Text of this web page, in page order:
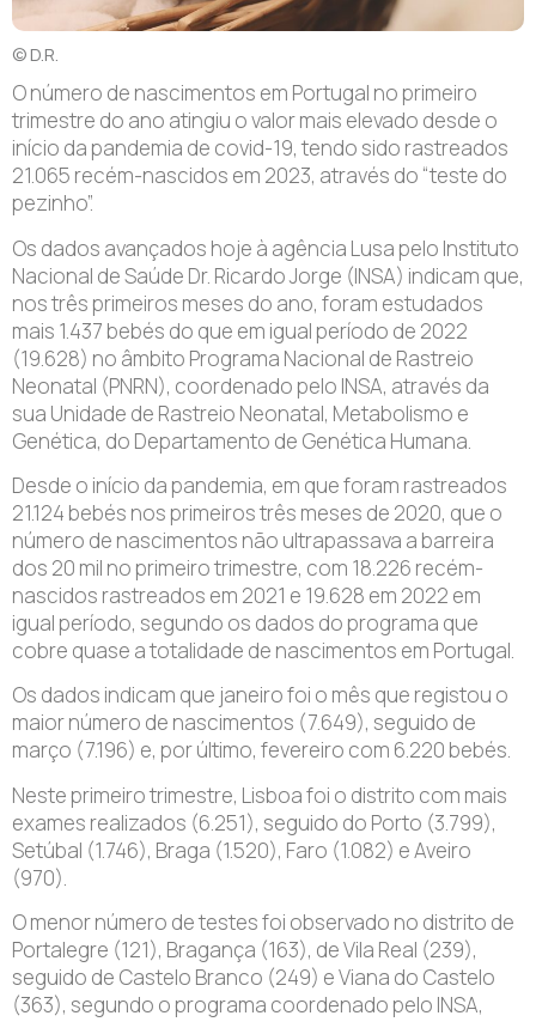
© D.R.
O número de nascimentos em Portugal no primeiro
trimestre do ano atingiu o valor mais elevado desde o
início da pandemia de covid-19, tendo sido rastreados
21.065 recém-nascidos em 2023, através do “teste do
pezinho”.
Os dados avançados hoje à agência Lusa pelo Instituto
Nacional de Saúde Dr. Ricardo Jorge (INSA) indicam que,
nos três primeiros meses do ano, foram estudados
mais 1.437 bebés do que em igual período de 2022
(19.628) no âmbito Programa Nacional de Rastreio
Neonatal (PNRN), coordenado pelo INSA, através da
sua Unidade de Rastreio Neonatal, Metabolismo e
Genética, do Departamento de Genética Humana.
Desde o início da pandemia, em que foram rastreados
21.124 bebés nos primeiros três meses de 2020, que o
número de nascimentos não ultrapassava a barreira
dos 20 mil no primeiro trimestre, com 18.226 recém-
nascidos rastreados em 2021 e 19.628 em 2022 em
igual período, segundo os dados do programa que
cobre quase a totalidade de nascimentos em Portugal.
Os dados indicam que janeiro foi o mês que registou o
maior número de nascimentos (7.649), seguido de
março (7.196) e, por último, fevereiro com 6.220 bebés.
Neste primeiro trimestre, Lisboa foi o distrito com mais
exames realizados (6.251), seguido do Porto (3.799),
Setúbal (1.746), Braga (1.520), Faro (1.082) e Aveiro
(970).
O menor número de testes foi observado no distrito de
Portalegre (121), Bragança (163), de Vila Real (239),
seguido de Castelo Branco (249) e Viana do Castelo
(363), segundo o programa coordenado pelo INSA,